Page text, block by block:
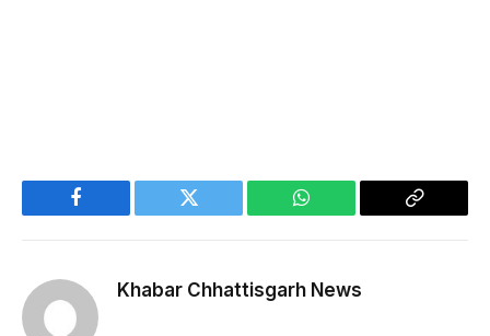
Facebook Twitter WhatsApp
Copy
Khabar Chhattisgarh News